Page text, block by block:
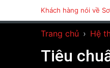
Khách hàng nói về
Trang chủ › Hệ
Tiêu